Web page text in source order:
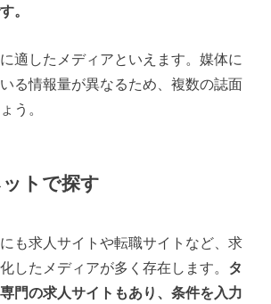
。
適したメディアといえます。媒体に
る情報量が異なるため、複数の誌面
う。
トで探す
も求人サイトや転職サイトなど、求
したメディアが多く存在します。 タ
門の求人サイトもあり、条件を入力